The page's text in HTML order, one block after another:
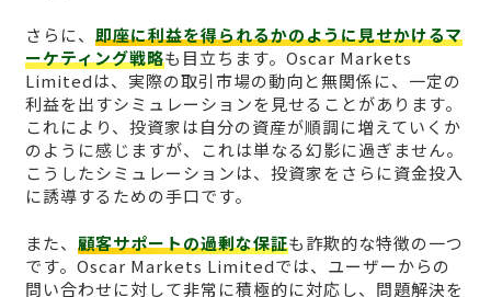
さらに、 即座に利益を得られるかのように見せかけるマ
ーケティング戦略も目立ちます。Oscar Markets
Limitedは、実際の取引市場の動向と無関係に、一定の
利益を出すシミュレーションを見せることがあります。
これにより、投資家は自分の資産が順調に増えていくか
のように感じますが、これは単なる幻影に過ぎません。
こうしたシミュレーションは、投資家をさらに資金投入
に誘導するための手口です。
また、 顧客サポートの過剰な保証も詐欺的な特徴の一つ
です。Oscar Markets Limitedでは、ユーザーからの
問い合わせに対して非常に積極的に対応し、問題解決を